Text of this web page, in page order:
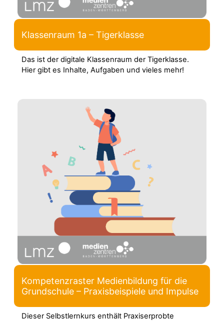
Klassenraum 1a – Tigerklasse
Das ist der digitale Klassenraum der Tigerklasse.
Hier gibt es Inhalte, Aufgaben und vieles mehr!
Kompetenzraster Medienbildung für die
Grundschule – Praxisbeispiele und Impulse
Dieser Selbstlernkurs enthält Praxiserprobte